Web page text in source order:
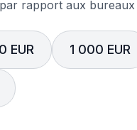
rapport aux
EUR 1 000 EUR